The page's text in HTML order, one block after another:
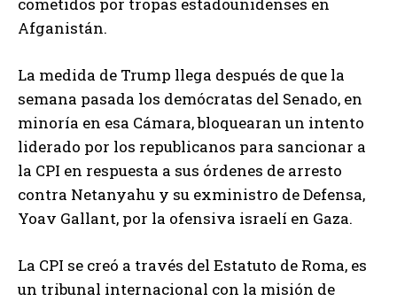
cometidos por tropas estadounidenses en
Afganistán.
La medida de Trump llega después de que la
semana pasada los demócratas del Senado, en
minoría en esa Cámara, bloquearan un intento
liderado por los republicanos para sancionar a
la CPI en respuesta a sus órdenes de arresto
contra Netanyahu y su exministro de Defensa,
Yoav Gallant, por la ofensiva israelí en Gaza.
La CPI se creó a través del Estatuto de Roma, es
un tribunal internacional con la misión de